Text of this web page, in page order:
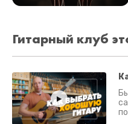
Гитарный клуб